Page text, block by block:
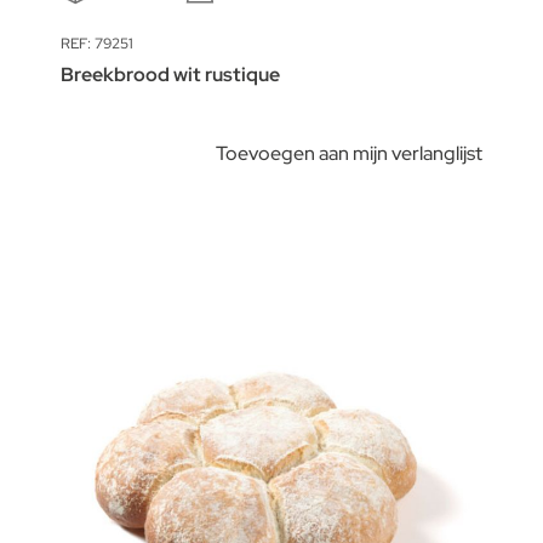
REF: 79251
Breekbrood wit rustique
Toevoegen aan mijn verlanglijst